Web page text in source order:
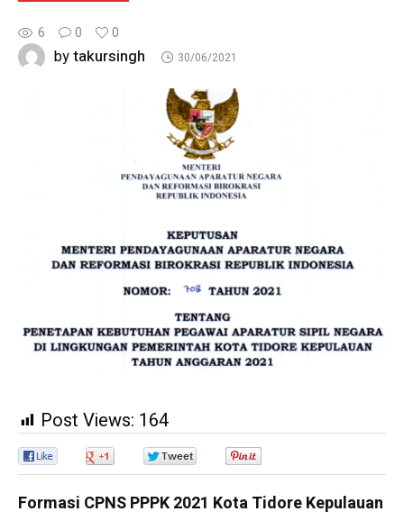
6 0 0
bytakursingh 30/06/2021
Post Views: 164
Formasi CPNS PPPK 2021 Kota Tidore Kepulauan